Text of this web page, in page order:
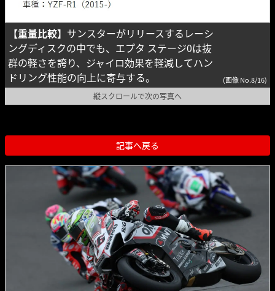
【重量比較】 サンスターがリリースするレーシ
ングディスクの中でも、エプタ ステージ0は抜
群の軽さを誇り、ジャイロ効果を軽減してハン
ドリング性能の向上に寄与する。
(画像 No.8/16)
縦スクロールで次の写真へ
記事へ戻る